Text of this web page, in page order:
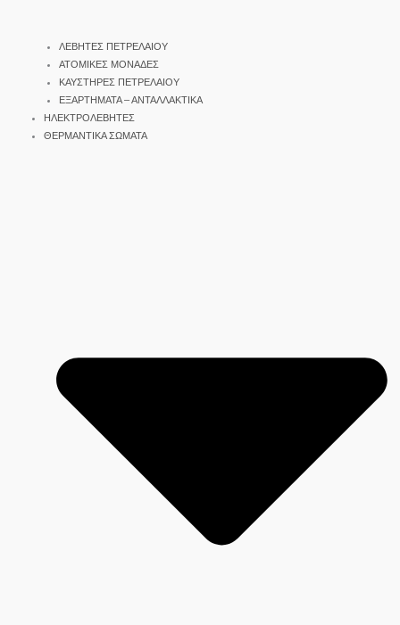
ΛΕΒΗΤΕΣ ΠΕΤΡΕΛΑΙΟΥ
ΑΤΟΜΙΚΕΣ ΜΟΝΑΔΕΣ
ΚΑΥΣΤΗΡΕΣ ΠΕΤΡΕΛΑΙΟΥ
ΕΞΑΡΤΗΜΑΤΑ – ΑΝΤΑΛΛΑΚΤΙΚΑ
ΗΛΕΚΤΡΟΛΕΒΗΤΕΣ
ΘΕΡΜΑΝΤΙΚΑ ΣΩΜΑΤΑ